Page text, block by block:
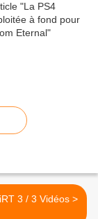
[NEWS] DiRT 3 / 3 Vidéos >